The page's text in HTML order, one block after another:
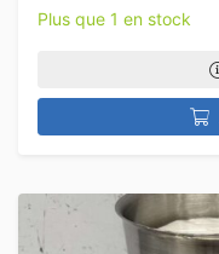
Plus que 1 en stock